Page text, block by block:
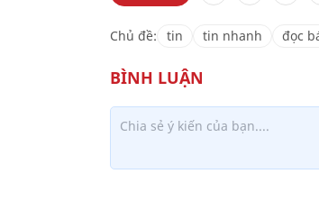
Chủ đề: tin tin nhanh đọc